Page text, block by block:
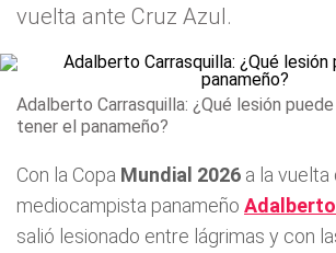
vuelta ante Cruz Azul.
Adalberto Carrasquilla: ¿Qué lesión puede
tener el panameño?
Con la Copa Mundial 2026 a la vuelta
mediocampista panameño
salió lesionado entre lágrimas y con